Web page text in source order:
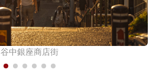
谷中銀座商店街